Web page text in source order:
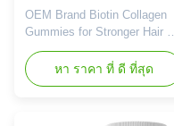
อลไซส์ สําหรับผมแข็งแรง
และผิวหนังแข็งแรง - ยางชี
ผม
OEM Brand Biotin Collagen
Gummies for Stronger Hair &
Healthier Skin Product
Overview Nourish from within
and radiate beauty outside
หา ราคา ที่ ดี ที่สุด